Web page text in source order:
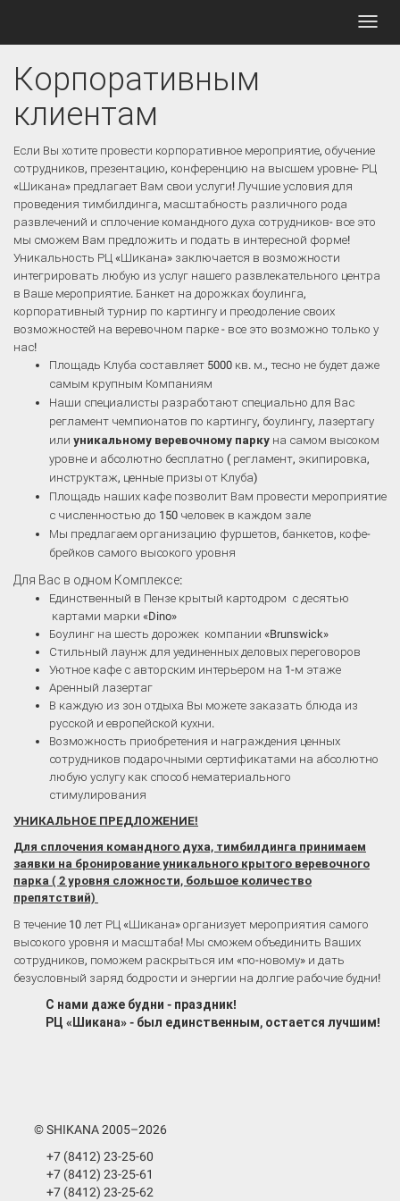
Корпоративным
клиентам
Если Вы хотите провести корпоративное мероприятие, обучение
сотрудников, презентацию, конференцию на высшем уровне- РЦ
«Шикана» предлагает Вам свои услуги! Лучшие условия для
проведения тимбилдинга, масштабность различного рода
развлечений и сплочение командного духа сотрудников- все это
мы сможем Вам предложить и подать в интересной форме!
Уникальность РЦ «Шикана» заключается в возможности
интегрировать любую из услуг нашего развлекательного центра
в Ваше мероприятие. Банкет на дорожках боулинга,
корпоративный турнир по картингу и преодоление своих
возможностей на веревочном парке - все это возможно только у
нас!
Площадь Клуба составляет 5000 кв. м., тесно не будет даже
самым крупным Компаниям
Наши специалисты разработают специально для Вас
регламент чемпионатов по картингу, боулингу, лазертагу
или уникальному веревочному парку на самом высоком
уровне и абсолютно бесплатно ( регламент, экипировка,
инструктаж, ценные призы от Клуба)
Площадь наших кафе позволит Вам провести мероприятие
с численностью до 150 человек в каждом зале
Мы предлагаем организацию фуршетов, банкетов, кофе-
брейков самого высокого уровня
Для Вас в одном Комплексе:
Единственный в Пензе крытый картодром с десятью
картами марки «Dino»
Боулинг на шесть дорожек компании «Brunswick»
Стильный лаунж для уединенных деловых переговоров
Уютное кафе с авторским интерьером на 1-м этаже
Аренный лазертаг
В каждую из зон отдыха Вы можете заказать блюда из
русской и европейской кухни.
Возможность приобретения и награждения ценных
сотрудников подарочными сертификатами на абсолютно
любую услугу как способ нематериального
стимулирования
УНИКАЛЬНОЕ ПРЕДЛОЖЕНИЕ!
Для сплочения командного духа, тимбилдинга принимаем
заявки на бронирование уникального крытого веревочного
парка ( 2 уровня сложности, большое количество
препятствий)
В течение 10 лет РЦ «Шикана» организует мероприятия самого
высокого уровня и масштаба! Мы сможем объединить Ваших
сотрудников, поможем раскрыться им «по-новому» и дать
безусловный заряд бодрости и энергии на долгие рабочие будни!
С нами даже будни - праздник!
РЦ «Шикана» - был единственным, остается лучшим!
© SHIKANA 2005–2026
+7 (8412) 23-25-60
+7 (8412) 23-25-61
+7 (8412) 23-25-62